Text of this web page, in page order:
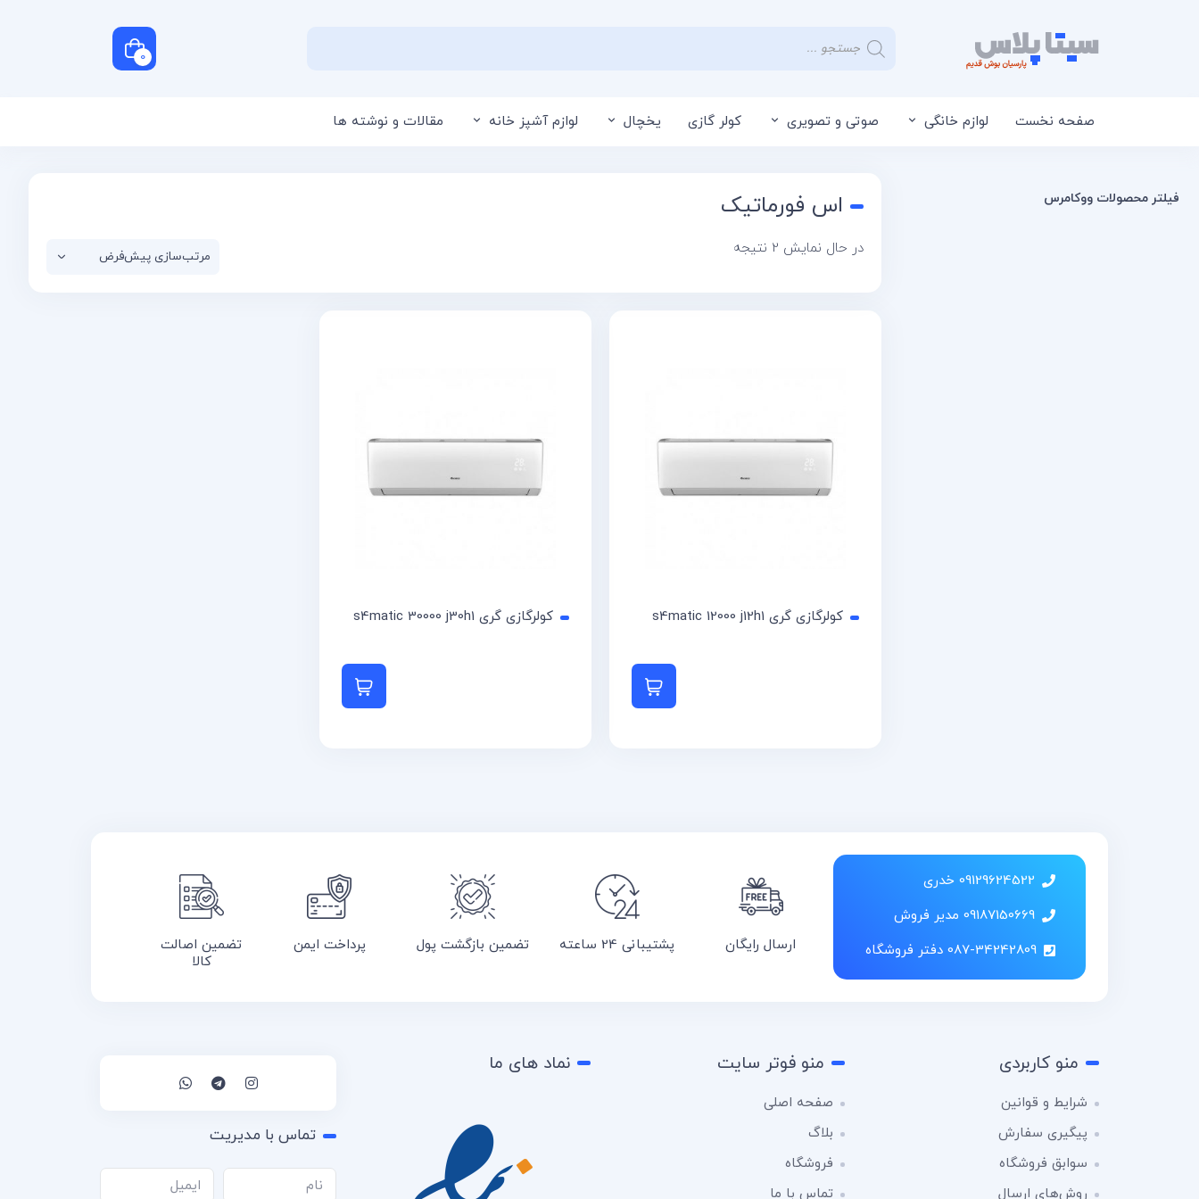
0
صفحه نخست لوازم خانگی صوتی و تصویری کولر گازی یخچال لوازم آشپز خانه مقالات و نوشته ها
اس فورماتیک
در حال نمایش 2 نتیجه
کولرگازی گری s4matic 12000 j12h1 کولرگازی گری s4matic 30000 j30h1
فیلتر محصولات ووکامرس
09129624522 خدری
09187150669 مدیر فروش
087-34242809 دفتر فروشگاه
ارسال رایگان پشتیبانی 24 ساعته تضمین بازگشت پول پرداخت ایمن
تضمین اصالت
کالا
منو کاربردی
شرایط و قوانین
پیگیری سفارش
سوابق فروشگاه
روش‌های ارسال
منو فوتر سایت
صفحه اصلی
بلاگ
فروشگاه
تماس با ما
نماد های ما
تماس با مدیریت